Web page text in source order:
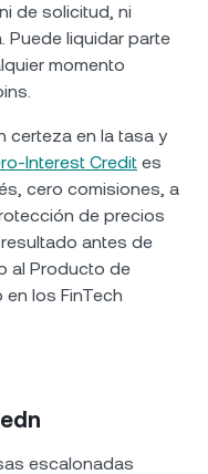
de solicitud, ni
Puede liquidar parte
momento
certeza en la tasa y
Interest Credit es
cero comisiones, a
de precios
antes de
al Producto de
los FinTech
escalonadas